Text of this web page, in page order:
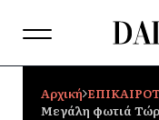
Αρχική
Μεγάλη φωτιά